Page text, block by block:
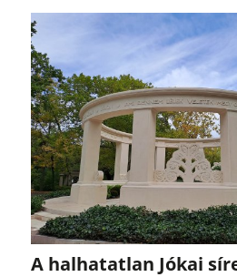
A halhatatlan Jókai